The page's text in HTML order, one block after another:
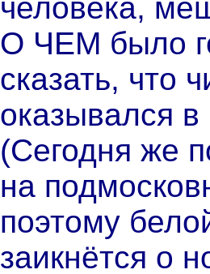
человека,
О ЧЕМ было
сказать, что
оказывался в
(Сегодня же
на
поэтому
заикнётся о